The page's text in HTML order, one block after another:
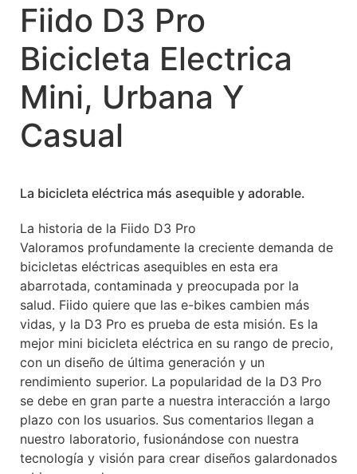
Fiido D3 Pro
Bicicleta Electrica
Mini, Urbana Y
Casual
La bicicleta eléctrica más asequible y adorable.
La historia de la Fiido D3 Pro
Valoramos profundamente la creciente demanda de
bicicletas eléctricas asequibles en esta era
abarrotada, contaminada y preocupada por la
salud. Fiido quiere que las e-bikes cambien más
vidas, y la D3 Pro es prueba de esta misión. Es la
mejor mini bicicleta eléctrica en su rango de precio,
con un diseño de última generación y un
rendimiento superior. La popularidad de la D3 Pro
se debe en gran parte a nuestra interacción a largo
plazo con los usuarios. Sus comentarios llegan a
nuestro laboratorio, fusionándose con nuestra
tecnología y visión para crear diseños galardonados